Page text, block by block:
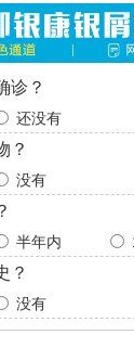
诊？
还没有
？
没有
半年内
？
没有